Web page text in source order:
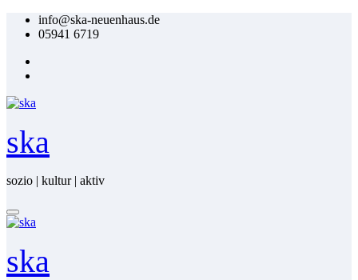
Zum
Inhalt
info@ska-neuenhaus.de
05941 6719
ska
sozio | kultur | aktiv
ska